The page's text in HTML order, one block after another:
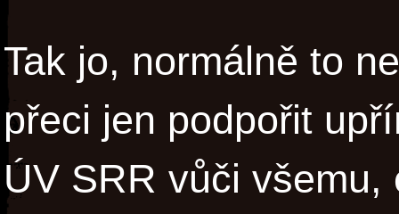
Tak jo, normálně to
přeci jen podpořit
ÚV SRR vůči